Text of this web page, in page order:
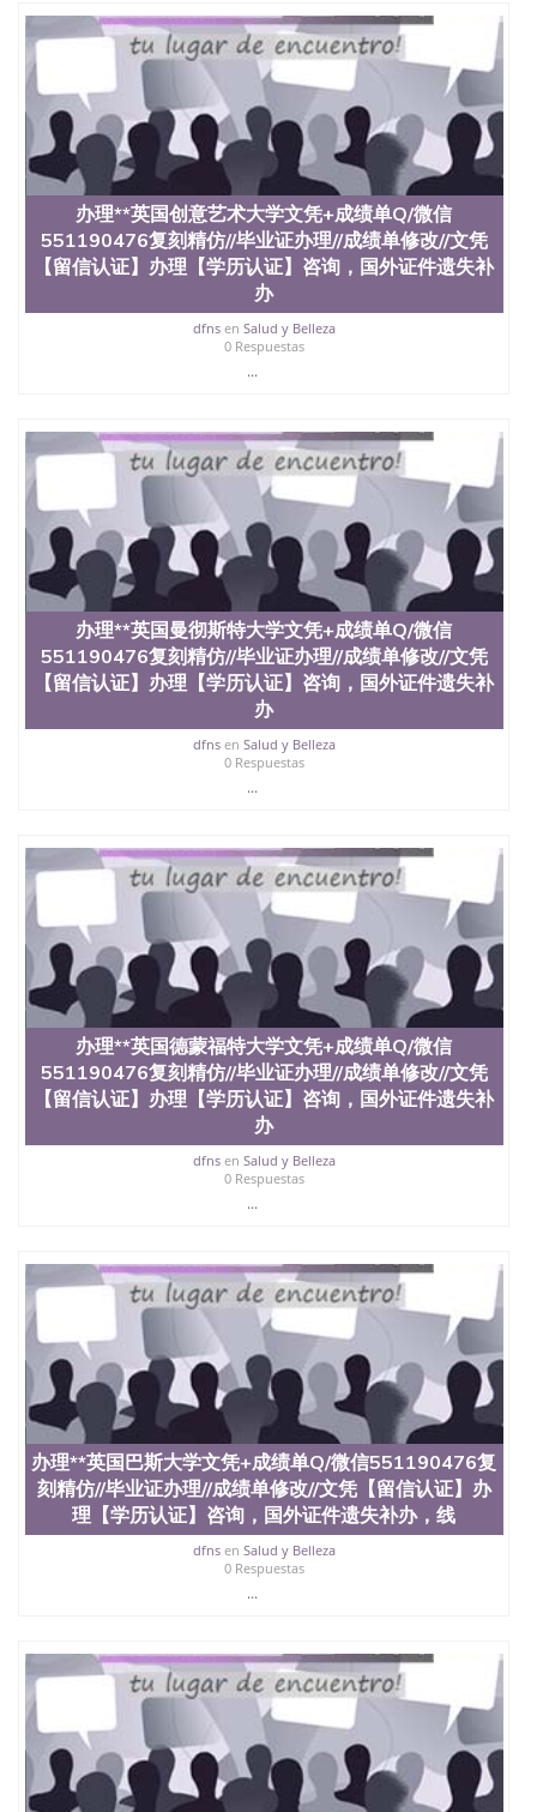
证551190476哪里可以办理澳洲毕业证551190476留
学生在哪里可以买假毕业证551190476哪里可以办理
加拿大毕业证551190476申请学校办理假的毕业证成
绩单可以吗551190476哪里可以办理水印成绩单
551190476哪里可以修改成绩单GPA分数551190476
假毕业证能查出来吗551190476假文凭网上能查到吗
551190476 如何拿到国外毕业证QQ微信551190476办
假大学毕业证QQ微信551190476国外毕业证去哪认证
QQ微信551190476找毕业证封皮QQ微信551190476国
外毕业证外壳定制QQ微信551190476快速代办国外毕
业证QQ微信551190476快速拿到国外文凭QQ微信
551190476国外留学文凭认证QQ微信551190476国外
文凭回国认证QQ微信551190476泰国文凭办理QQ微
信551190476法国留学回国证明QQ微信551190476 国
外烫金照片QQ微信551190476外国文凭在中国有用吗
QQ微信551190476德国留学回国证明QQ微信
551190476爱尔兰留学回国证明QQ微信551190476国
551190476国外本科毕业证怎么办理QQ微信
551190476国外大学文凭真制作QQ微信551190476办
国外文凭可找工作QQ微信551190476国外大学有毕业
证QQ微信551190476办理国外毕业证价格QQ微信
551190476国外编号查询QQ微信551190476办理国外
文凭要交定金吗QQ微信551190476办国外可查文凭
QQ微信551190476网上购买真文凭可信吗QQ微信
551190476学士学位证书查询机构QQ微信551190476
国外资格证书办理QQ微信551190476如何办理学历认
证QQ微信551190476海外文凭认证办理QQ微信
551190476 圣何塞州立大学（San Jose State
University, 又译为“圣荷西州立大学”）成立于1857
年，简称SJSU，是加州历史悠久的大学之一，也是美
西地区的公立大学之一。位于圣何塞市San Jose中
心，占地154公顷。它是一所位于加利福尼亚州的著
名综合性公立大学，它以极高的就业率，全美名列前
合性大学，每年有来自世界各地的成百上千的海外学
生前往求学。 至今，这是一所在世界上享有学术地
位、声誉、实习机会和影响力的高等教育机构，并获
誉为美国本科教育质量的核心代表。其计算机系与会
计系更是在当今美国大学教学排名中表现优异。其毕
业生大多可以在其所处地域的世界硅谷中心得到工作
机会。许多硅谷公司甚至在学生大三和大四的学期提
供许多相应科系的实习机会。无论是加州大学系统
(UC)，还是加州州立大学系统(CSU), 圣何塞州立大学
都占据着加州所有大学中的地理位置。 圣何塞州立大
学座落于硅谷(Silicon Valley), 于附近的旧金山-圣何塞
地区为全美的重要科技中心。约有学生三万人，超过
134种学士学科和65个硕士学科，并有来自世界60余
国的学生来此就读。其有名的科系如计算机科学，电
子工程学，工商管理学，艺术设计，和航空学等，深
定金下单； 3、公司确认到账转制作点做电子图；
4、电子图做好发给客户确认； 5、电子图确认好转成
品部做成品； 6、成品做好拍照或者视频确认再付余
款； 7、快递给客户（国内顺丰，国外DHL）。 三、
真实网上可查的证明材料 1、教育部学历学位认证，
留服真实存档可查，存档。 2、留学回国人员证明
（使馆认证），使馆网站真实存档可查。 3、留信网
真实可查认证办理，存档可查，终身受用。 四、办理
流程农业科学院、艺术与建筑学院、商学院、交流学
院、地球及物质科学院、教育学院、工程学院、健康
与人类发展学院、信息工程与科学学院、人文学院、
护理学院、科学学院等。学校的教育学院排名在全美
前十名，工学院排名在前十五名，且继续攀升中。纽
约大学为学生们提供本科、硕士及博士学位。学校的
制、历史、电气工程、生物工程、建筑设计、工商管
理、材料科学、机械工程、航天工程、土木工程、数
学、化学、英语、社会科学、心理学、戏剧、市场营
销、机械工程、计算机科学、物理学、人工智能、商
科、金融专业 1、客户提供相关材料，确定客户办理
信息，给出操作方案； 2、补充毕业证成绩单等相关
材料； 3、留服注册申请账号，付定金； 4、预约递
办理**英国创意艺术大学文凭+成绩单Q/微信
551190476复刻精仿//毕业证办理//成绩单修改//文凭
【留信认证】办理【学历认证】咨询，国外证件遗失补
办
dfnsen Salud y Belleza
0 Respuestas
...
办理**英国曼彻斯特大学文凭+成绩单Q/微信
551190476复刻精仿//毕业证办理//成绩单修改//文凭
【留信认证】办理【学历认证】咨询，国外证件遗失补
办
dfnsen Salud y Belleza
0 Respuestas
...
办理**英国德蒙福特大学文凭+成绩单Q/微信
551190476复刻精仿//毕业证办理//成绩单修改//文凭
【留信认证】办理【学历认证】咨询，国外证件遗失补
办
dfnsen Salud y Belleza
0 Respuestas
...
办理**英国巴斯大学文凭+成绩单Q/微信551190476复
刻精仿//毕业证办理//成绩单修改//文凭【留信认证】办
理【学历认证】咨询，国外证件遗失补办，线
dfnsen Salud y Belleza
0 Respuestas
...